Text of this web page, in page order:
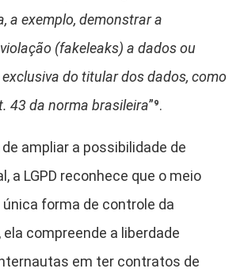
a exemplo, demonstrar a
(fakeleaks) a dados ou
do titular dos dados, como
43 da norma brasileira”⁹.
ampliar a possibilidade de
a LGPD reconhece que o meio
única forma de controle da
compreende a liberdade
em ter contratos de